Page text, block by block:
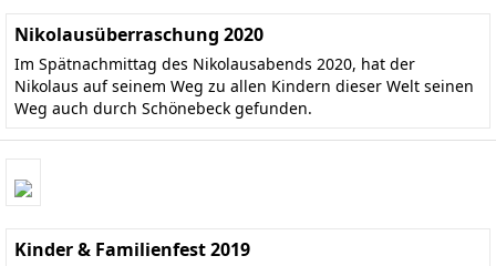
Nikolausüberraschung 2020
Im Spätnachmittag des Nikolausabends 2020, hat der
Nikolaus auf seinem Weg zu allen Kindern dieser Welt seinen
Weg auch durch Schönebeck gefunden.
Kinder & Familienfest 2019